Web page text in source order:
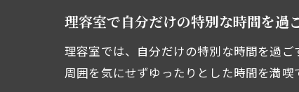
理容室で自分だけの特別な時間を過
理容室では、自分だけの特別な時間を過
周囲を気にせずゆったりとした時間を満喫